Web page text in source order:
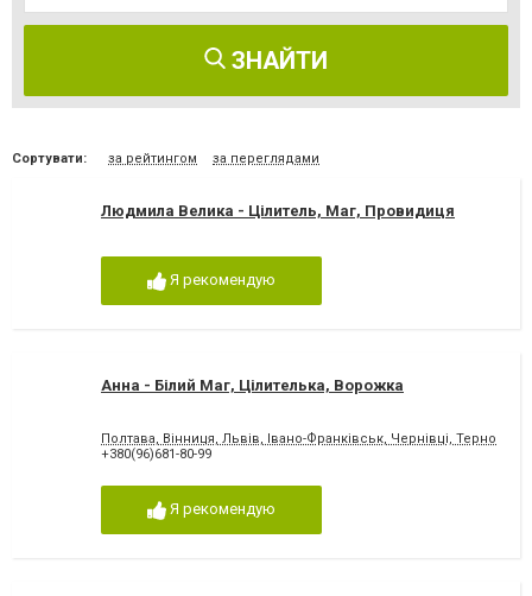
ЗНАЙТИ
Сортувати: за рейтингом за переглядами
Людмила Велика - Цілитель, Маг, Провидиця
Я рекомендую
Анна - Білий Маг, Цілителька, Ворожка
Полтава, Вінниця, Львів, Івано-Франківськ, Чернівці,
+380(96)681-80-99
Я рекомендую